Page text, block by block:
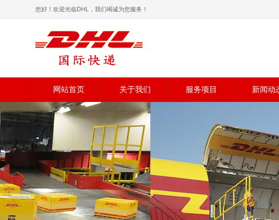
您好！欢迎光临DHL，我们竭诚为您服务！
网站首页 关于我们 服务项目 新闻动